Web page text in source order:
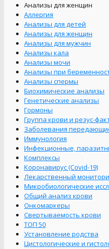
Анализы для женщин
Аллергия
Анализы для детей
Анализы для женщин
Анализы для мужчин
Анализы кала
Анализы мочи
Анализы при
Анализы спермы
Биохимические анализы
Генетические анализы
Гормоны
Группа крови и резус-
Заболевания
Иммунология
Инфекционные,
Комплексы
Коронавирус (Covid-19)
Лекарственный
Микробиологические
Общий анализ крови
Онкомаркеры
Свертываемость крови
ТОП 50
Установление родства
Цистологические и